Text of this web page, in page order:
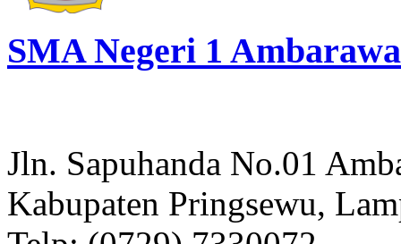
SMA Negeri 1 Ambarawa
Jln. Sapuhanda No.01
Kabupaten Pringsewu,